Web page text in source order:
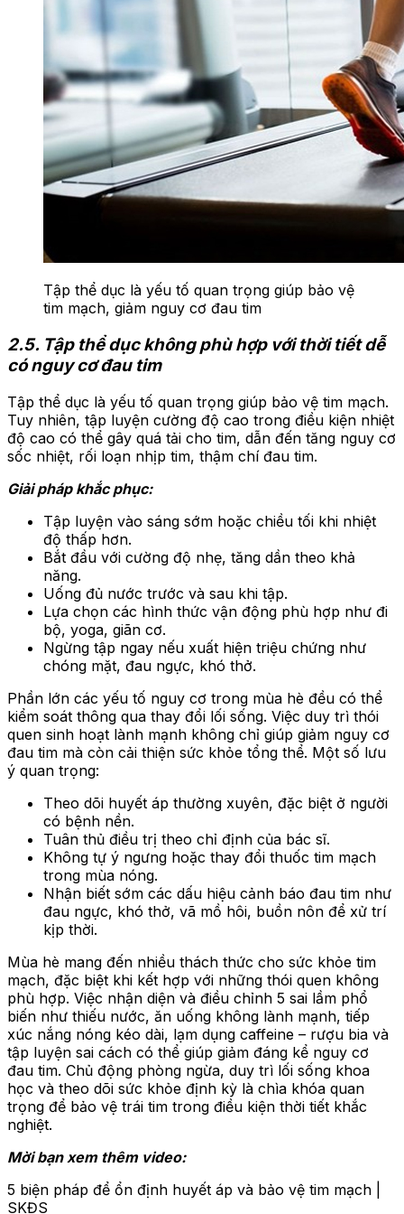
Tập thể dục là yếu tố quan trọng giúp bảo vệ
tim mạch, giảm nguy cơ đau tim
2.5. Tập thể dục không phù hợp với thời tiết dễ
có nguy cơ đau tim
Tập thể dục là yếu tố quan trọng giúp bảo vệ tim mạch.
Tuy nhiên, tập luyện cường độ cao trong điều kiện nhiệt
độ cao có thể gây quá tải cho tim, dẫn đến tăng nguy cơ
sốc nhiệt, rối loạn nhịp tim, thậm chí đau tim.
Giải pháp khắc phục:
Tập luyện vào sáng sớm hoặc chiều tối khi nhiệt
độ thấp hơn.
Bắt đầu với cường độ nhẹ, tăng dần theo khả
năng.
Uống đủ nước trước và sau khi tập.
Lựa chọn các hình thức vận động phù hợp như đi
bộ, yoga, giãn cơ.
Ngừng tập ngay nếu xuất hiện triệu chứng như
chóng mặt, đau ngực, khó thở.
Phần lớn các yếu tố nguy cơ trong mùa hè đều có thể
kiểm soát thông qua thay đổi lối sống. Việc duy trì thói
quen sinh hoạt lành mạnh không chỉ giúp giảm nguy cơ
đau tim mà còn cải thiện sức khỏe tổng thể. Một số lưu
ý quan trọng:
Theo dõi huyết áp thường xuyên, đặc biệt ở người
có bệnh nền.
Tuân thủ điều trị theo chỉ định của bác sĩ.
Không tự ý ngưng hoặc thay đổi thuốc tim mạch
trong mùa nóng.
Nhận biết sớm các dấu hiệu cảnh báo đau tim như
đau ngực, khó thở, vã mồ hôi, buồn nôn để xử trí
kịp thời.
Mùa hè mang đến nhiều thách thức cho sức khỏe tim
mạch, đặc biệt khi kết hợp với những thói quen không
phù hợp. Việc nhận diện và điều chỉnh 5 sai lầm phổ
biến như thiếu nước, ăn uống không lành mạnh, tiếp
xúc nắng nóng kéo dài, lạm dụng caffeine – rượu bia và
tập luyện sai cách có thể giúp giảm đáng kể nguy cơ
đau tim. Chủ động phòng ngừa, duy trì lối sống khoa
học và theo dõi sức khỏe định kỳ là chìa khóa quan
trọng để bảo vệ trái tim trong điều kiện thời tiết khắc
nghiệt.
Mời bạn xem thêm video:
5 biện pháp để ổn định huyết áp và bảo vệ tim mạch |
SKĐS